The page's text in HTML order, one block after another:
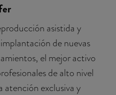
asistida y
de nuevas
el mejor activo
de alto nivel
atención exclusiva y